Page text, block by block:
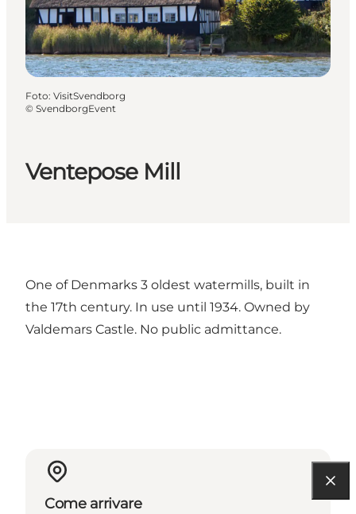
Ventepose Mill
Foto: VisitSvendborg
© SvendborgEvent
One of Denmarks 3 oldest watermills, built in
the 17th century. In use until 1934. Owned by
Valdemars Castle. No public admittance.
Come arrivare